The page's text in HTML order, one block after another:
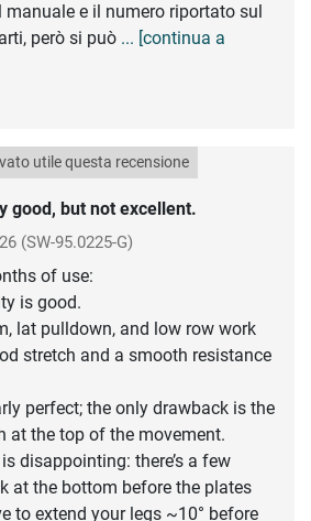
e il numero riportato sul
però si può ... [continua a
good, but not excellent.
utile questa recensione
(SW-95.0225-G)
of use:
is good.
lat pulldown, and low row work
stretch and a smooth resistance
perfect; the only drawback is the
at the top of the movement.
disappointing: there’s a few
at the bottom before the plates
to extend your legs ~10° before